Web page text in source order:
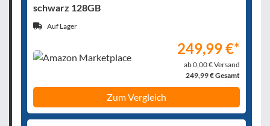
schwarz 128GB
249,99 €*
ab 0,00 € Versand
249,99 € Gesamt
Auf Lager
Zum Vergleich